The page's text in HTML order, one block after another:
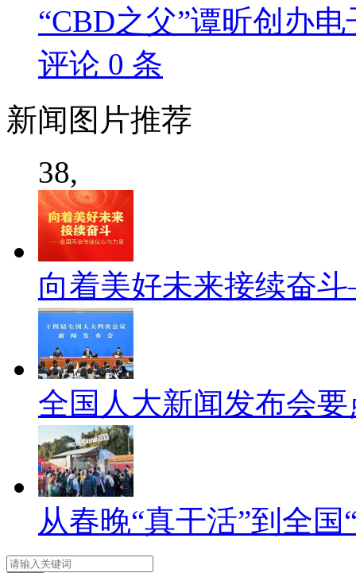
“CBD之父”谭昕创办
评论 0 条
新闻 图片推荐
38,
向着美好未来接续奋
全国人大新闻发布会
从春晚“真干活”到全国